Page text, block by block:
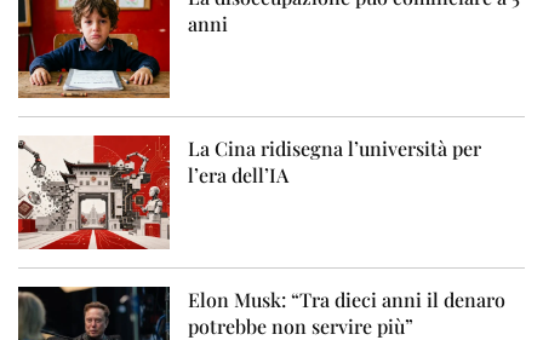
anni
La Cina ridisegna l’università per
l’era dell’IA
Elon Musk: “Tra dieci anni il denaro
potrebbe non servire più”